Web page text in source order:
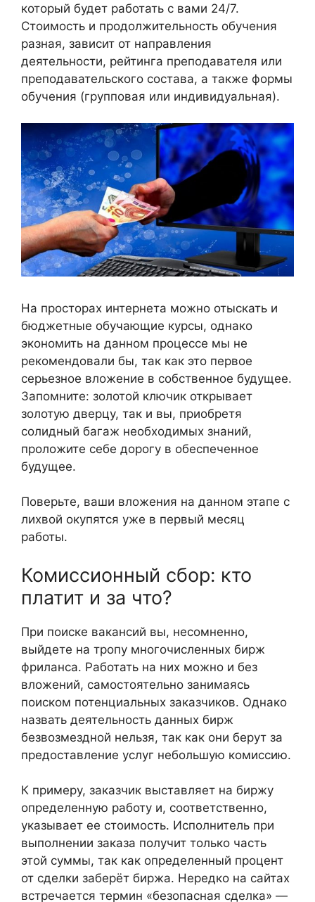
который будет работать с вами 24/7.
Стоимость и продолжительность обучения
разная, зависит от направления
деятельности, рейтинга преподавателя или
преподавательского состава, а также формы
обучения (групповая или индивидуальная).
На просторах интернета можно отыскать и
бюджетные обучающие курсы, однако
экономить на данном процессе мы не
рекомендовали бы, так как это первое
серьезное вложение в собственное будущее.
Запомните: золотой ключик открывает
золотую дверцу, так и вы, приобретя
солидный багаж необходимых знаний,
проложите себе дорогу в обеспеченное
будущее.
Поверьте, ваши вложения на данном этапе с
лихвой окупятся уже в первый месяц
работы.
Комиссионный сбор: кто
платит и за что?
При поиске вакансий вы, несомненно,
выйдете на тропу многочисленных бирж
фриланса. Работать на них можно и без
вложений, самостоятельно занимаясь
поиском потенциальных заказчиков. Однако
назвать деятельность данных бирж
безвозмездной нельзя, так как они берут за
предоставление услуг небольшую комиссию.
К примеру, заказчик выставляет на биржу
определенную работу и, соответственно,
указывает ее стоимость. Исполнитель при
выполнении заказа получит только часть
этой суммы, так как определенный процент
от сделки заберёт биржа. Нередко на сайтах
встречается термин «безопасная сделка» —